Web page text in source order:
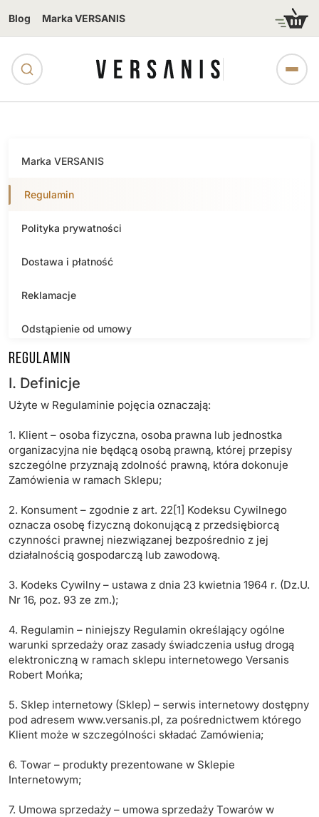
Blog Marka VERSANIS
Marka VERSANIS
Regulamin
Polityka prywatności
Dostawa i płatność
Reklamacje
Odstąpienie od umowy
Bezpieczeństwo produktów
Kontakt
Regulamin
I. Definicje
Użyte w Regulaminie pojęcia oznaczają:
1. Klient – osoba fizyczna, osoba prawna lub jednostka
organizacyjna nie będącą osobą prawną, której przepisy
szczególne przyznają zdolność prawną, która dokonuje
Zamówienia w ramach Sklepu;
2. Konsument – zgodnie z art. 22[1] Kodeksu Cywilnego
oznacza osobę fizyczną dokonującą z przedsiębiorcą
czynności prawnej niezwiązanej bezpośrednio z jej
działalnością gospodarczą lub zawodową.
3. Kodeks Cywilny – ustawa z dnia 23 kwietnia 1964 r. (Dz.U.
Nr 16, poz. 93 ze zm.);
4. Regulamin – niniejszy Regulamin określający ogólne
warunki sprzedaży oraz zasady świadczenia usług drogą
elektroniczną w ramach sklepu internetowego Versanis
Robert Mońka;
5. Sklep internetowy (Sklep) – serwis internetowy dostępny
pod adresem www.versanis.pl, za pośrednictwem którego
Klient może w szczególności składać Zamówienia;
6. Towar – produkty prezentowane w Sklepie
Internetowym;
7. Umowa sprzedaży – umowa sprzedaży Towarów w